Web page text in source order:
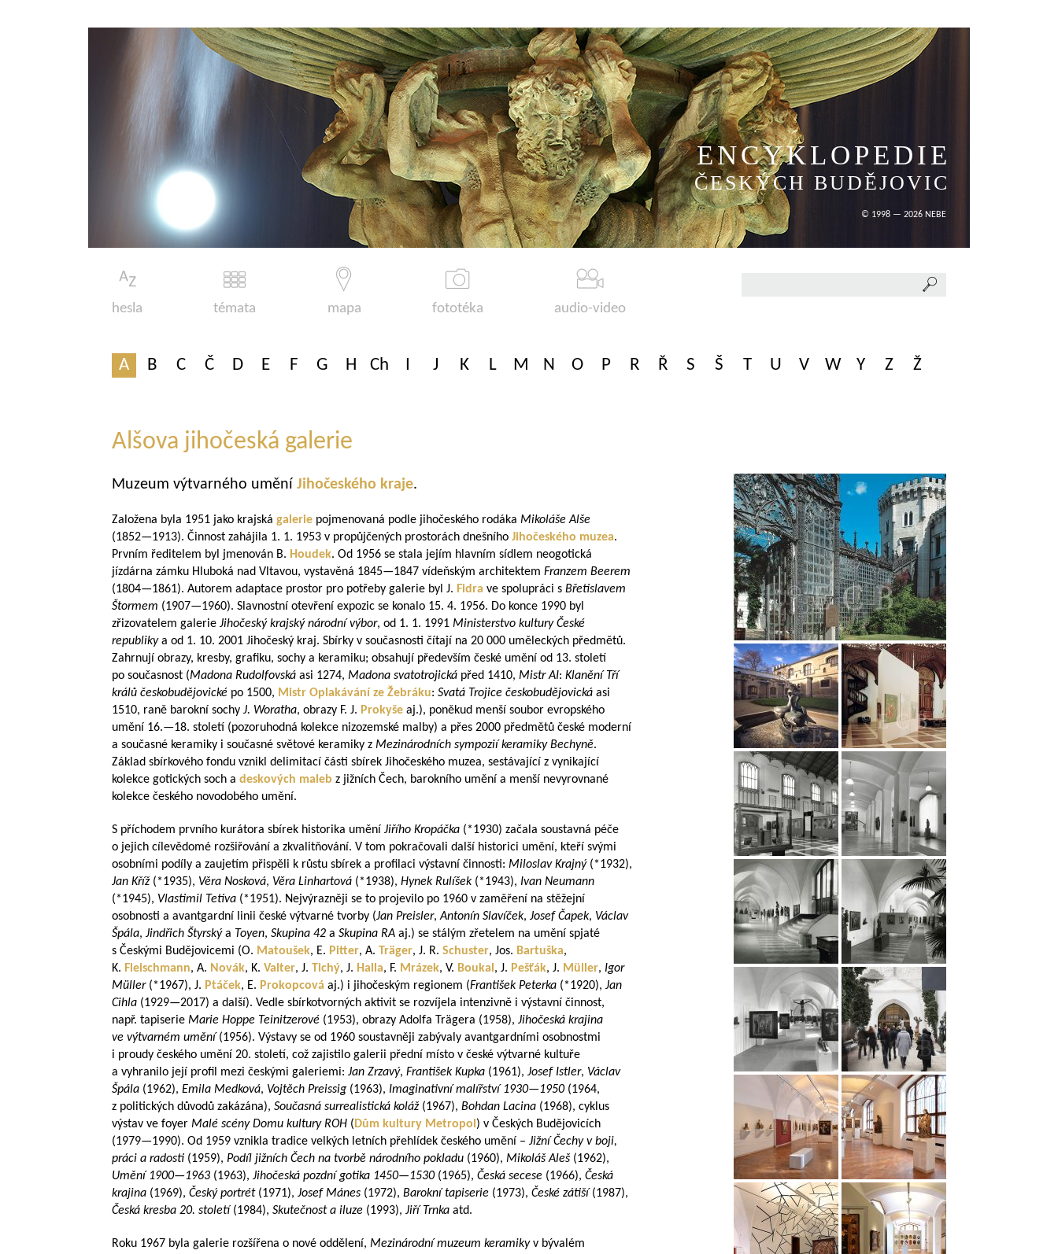
ENCYKLOPEDIE
ČESKÝCH BUDĚJOVIC
© 1998 — 2026 NEBE
hesla témata mapa fototéka audio-video
A B C Č D E F G H Ch I J K L M N O P R Ř S Š T U V W Y Z Ž
Alšova jihočeská galerie
Muzeum výtvarného umění Jihočeského kraje.
Založena byla 1951 jako krajská galerie pojmenovaná podle jihočeského rodáka Mikoláše Alše
(1852—1913). Činnost zahájila 1. 1. 1953 v propůjčených prostorách dnešního Jihočeského muzea.
Prvním ředitelem byl jmenován B. Houdek. Od 1956 se stala jejím hlavním sídlem neogotická
jízdárna zámku Hluboká nad Vltavou, vystavěná 1845—1847 vídeňským architektem Franzem Beerem
(1804—1861). Autorem adaptace prostor pro potřeby galerie byl J. Fidra ve spolupráci s Břetislavem
Štormem (1907—1960). Slavnostní otevření expozic se konalo 15. 4. 1956. Do konce 1990 byl
zřizovatelem galerie Jihočeský krajský národní výbor, od 1. 1. 1991 Ministerstvo kultury České
republikya od 1. 10. 2001 Jihočeský kraj. Sbírky v současnosti čítají na 20 000 uměleckých předmětů.
Zahrnují obrazy, kresby, grafiku, sochy a keramiku; obsahují především české umění od 13. století
po současnost (Madona Rudolfovská asi 1274, Madona svatotrojická před 1410, Mistr AI: Klanění Tří
králů českobudějovické po 1500, Mistr Oplakávání ze Žebráku: Svatá Trojice českobudějovická asi
1510, raně barokní sochy J. Woratha, obrazy F. J. Prokyše aj.), poněkud menší soubor evropského
umění 16.—18. století (pozoruhodná kolekce nizozemské malby) a přes 2000 předmětů české moderní
a současné keramiky i současné světové keramiky z Mezinárodních sympozií keramiky Bechyně.
Základ sbírkového fondu vznikl delimitací části sbírek Jihočeského muzea, sestávající z vynikající
kolekce gotických soch a deskových maleb z jižních Čech, barokního umění a menší nevyrovnané
kolekce českého novodobého umění.
S příchodem prvního kurátora sbírek historika umění Jiřího Kropáčka (*1930) začala soustavná péče
o jejich cílevědomé rozšiřování a zkvalitňování. V tom pokračovali další historici umění, kteří svými
osobními podíly a zaujetím přispěli k růstu sbírek a profilaci výstavní činnosti: Miloslav Krajný(*1932),
Jan Kříž(*1935), Věra Nosková, Věra Linhartová (*1938), Hynek Rulíšek(*1943), Ivan Neumann
(*1945), Vlastimil Tetiva (*1951). Nejvýrazněji se to projevilo po 1960 v zaměření na stěžejní
osobnosti a avantgardní linii české výtvarné tvorby (Jan Preisler,Antonín Slavíček, Josef Čapek, Václav
Špála, Jindřich Štyrskýa Toyen, Skupina 42 a Skupina RA aj.) se stálým zřetelem na umění spjaté
s Českými Budějovicemi (O. Matoušek, E. Pitter, A. Träger, J. R. Schuster, Jos. Bartuška,
K. Fleischmann, A. Novák, K. Valter, J. Tichý, J. Halla, F. Mrázek, V. Boukal , J. Pešťák, J. Müller, Igor
Müller (*1967), J. Ptáček, E. Prokopcová aj.) i jihočeským regionem (František Peterka (*1920), Jan
Cihla (1929—2017) a další). Vedle sbírkotvorných aktivit se rozvíjela intenzivně i výstavní činnost,
např. tapiserie Marie Hoppe Teinitzerové (1953), obrazy Adolfa Trägera (1958), Jihočeská krajina
ve výtvarném umění(1956). Výstavy se od 1960 soustavněji zabývaly avantgardními osobnostmi
i proudy českého umění 20. století, což zajistilo galerii přední místo v české výtvarné kultuře
a vyhranilo její profil mezi českými galeriemi: Jan Zrzavý, František Kupka (1961), Josef Istler, Václav
Špála (1962), Emila Medková, Vojtěch Preissig (1963), Imaginativní malířství 1930—1950(1964,
z politických důvodů zakázána), Současná surrealistická koláž(1967), Bohdan Lacina (1968), cyklus
výstav ve foyer Malé scény Domu kultury ROH ( Dům kultury Metropol ) v Českých Budějovicích
(1979—1990). Od 1959 vznikla tradice velkých letních přehlídek českého umění – Jižní Čechy v boji,
práci a radosti (1959), Podíl jižních Čech na tvorbě národního pokladu (1960), Mikoláš Aleš (1962),
Umění 1900—1963 (1963), Jihočeská pozdní gotika 1450—1530(1965), Česká secese (1966), Česká
krajina (1969), Český portrét(1971), Josef Mánes (1972), Barokní tapiserie (1973), České zátiší(1987),
Česká kresba 20. století (1984), Skutečnost a iluze (1993), Jiří Trnka atd.
Roku 1967 byla galerie rozšířena o nové oddělení, Mezinárodní muzeum keramikyv bývalém